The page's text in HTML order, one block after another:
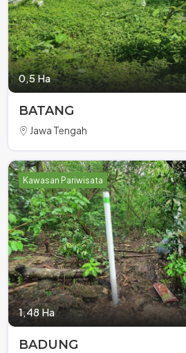
0,5 Ha
BATANG
Jawa Tengah
Kawasan Pariwisata
1,48 Ha
BADUNG